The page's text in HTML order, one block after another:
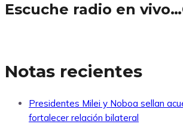
Escuche radio en
Notas recientes
Presidentes Milei y Noboa sellan
fortalecer relación bilateral